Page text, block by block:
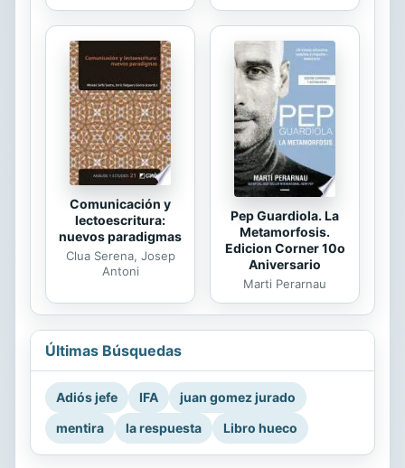
Comunicación y
lectoescritura:
nuevos paradigmas
Clua Serena, Josep
Antoni
Pep Guardiola. La
Metamorfosis.
Edicion Corner 10o
Aniversario
Marti Perarnau
Últimas Búsquedas
Adiós jefe IFA
juan gomez jurado
mentira
la respuesta Libro hueco